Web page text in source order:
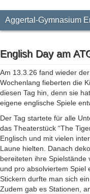
Aggertal-Gymnasium
English Day am
Am 13.3.26 fand wieder
Wochenlang fieberten die
diesen Tag hin, denn sie
eigene englische Spiele
Der Tag startete für alle
das Theaterstück “The
Englisch und mit vielen
Laune hielten. Danach
bereiteten ihre Spielstände
und pro absolviertem Spiel
Stickern durfte man sich
Zudem gab es Stationen,